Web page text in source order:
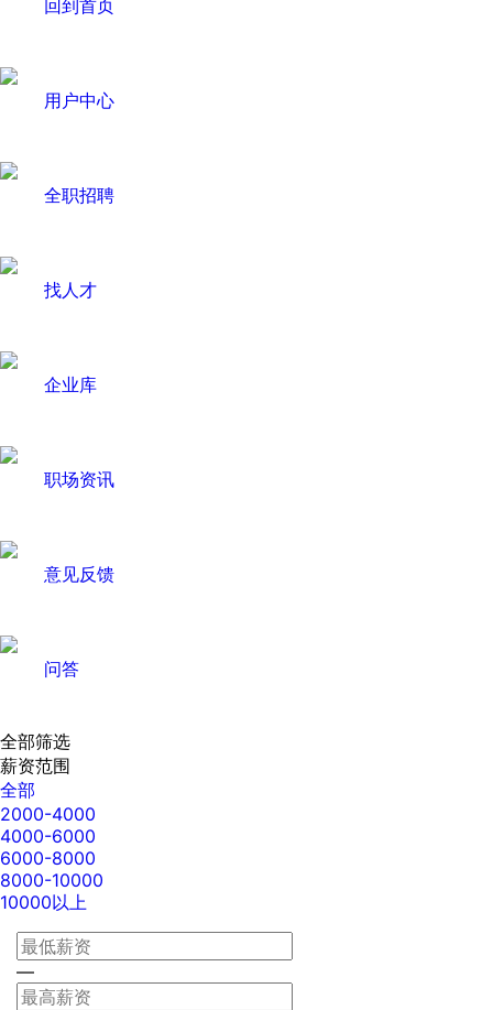
回到首页
用户中心
全职招聘
找人才
企业库
职场资讯
意见反馈
问答
全部筛选
薪资范围
全部
2000-4000
4000-6000
6000-8000
8000-10000
10000以上
—